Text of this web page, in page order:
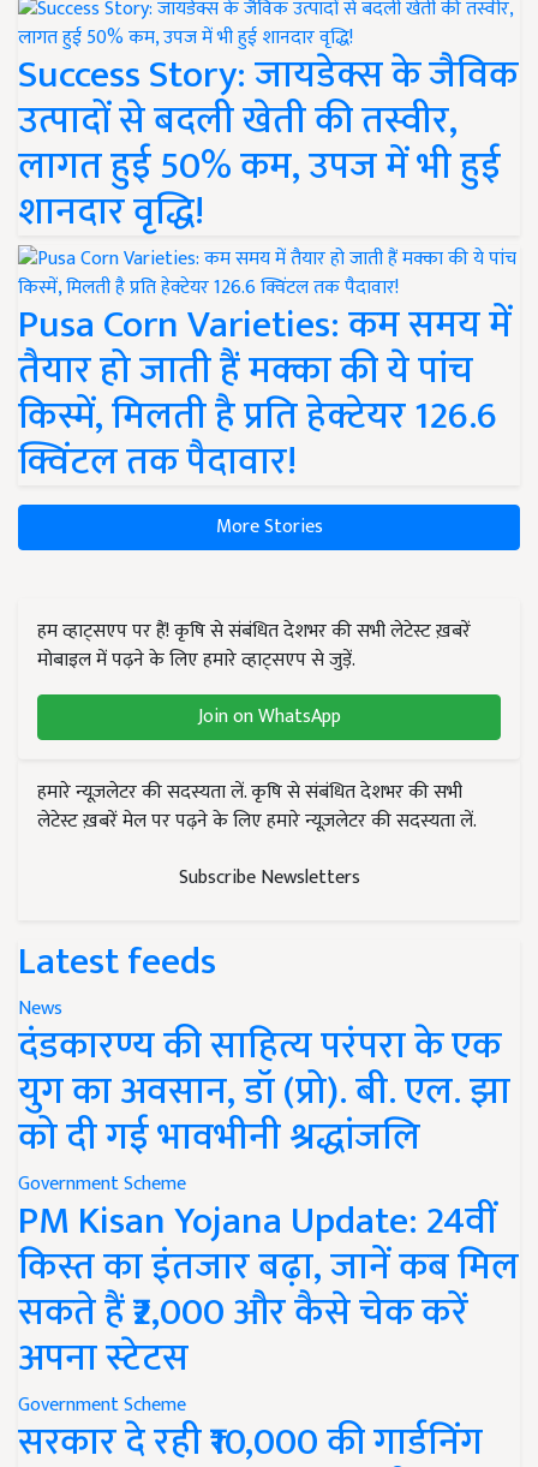
Success Story: जायडेक्स के जैविक
उत्पादों से बदली खेती की तस्वीर,
लागत हुई 50% कम, उपज में भी हुई
शानदार वृद्धि!
Pusa Corn Varieties: कम समय में
तैयार हो जाती हैं मक्का की ये पांच
किस्में, मिलती है प्रति हेक्टेयर 126.6
क्विंटल तक पैदावार!
More Stories
हम व्हाट्सएप पर हैं! कृषि से संबंधित देशभर की सभी लेटेस्ट ख़बरें
मोबाइल में पढ़ने के लिए हमारे व्हाट्सएप से जुड़ें.
Join on WhatsApp
हमारे न्यूज़लेटर की सदस्यता लें. कृषि से संबंधित देशभर की सभी
लेटेस्ट ख़बरें मेल पर पढ़ने के लिए हमारे न्यूज़लेटर की सदस्यता लें.
Subscribe Newsletters
Latest feeds
News
दंडकारण्य की साहित्य परंपरा के एक
युग का अवसान, डॉ (प्रो). बी. एल. झा
को दी गई भावभीनी श्रद्धांजलि
Government Scheme
PM Kisan Yojana Update: 24वीं
किस्त का इंतजार बढ़ा, जानें कब मिल
सकते हैं ₹2,000 और कैसे चेक करें
अपना स्टेटस
Government Scheme
सरकार दे रही ₹10,000 की गार्डनिंग